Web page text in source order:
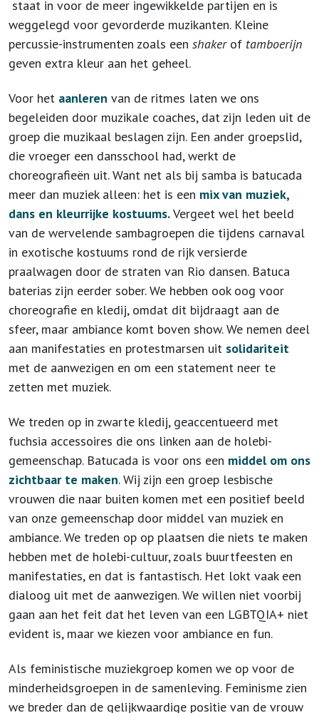
staat in voor de meer ingewikkelde partijen en is
weggelegd voor gevorderde muzikanten. Kleine
percussie-instrumenten zoals een shaker of tamboerijn
geven extra kleur aan het geheel.
Voor het aanleren van de ritmes laten we ons
begeleiden door muzikale coaches, dat zijn leden uit de
groep die muzikaal beslagen zijn. Een ander groepslid,
die vroeger een dansschool had, werkt de
choreografieën uit. Want net als bij samba is batucada
meer dan muziek alleen: het is een mix van muziek,
dans en kleurrijke kostuums.Vergeet wel het beeld
van de wervelende sambagroepen die tijdens carnaval
in exotische kostuums rond de rijk versierde
praalwagen door de straten van Rio dansen. Batuca
baterias zijn eerder sober. We hebben ook oog voor
choreografie en kledij, omdat dit bijdraagt aan de
sfeer, maar ambiance komt boven show. We nemen deel
aan manifestaties en protestmarsen uit solidariteit
met de aanwezigen en om een statement neer te
zetten met muziek.
We treden op in zwarte kledij, geaccentueerd met
fuchsia accessoires die ons linken aan de holebi-
gemeenschap. Batucada is voor ons een middel om ons
zichtbaar te maken. Wij zijn een groep lesbische
vrouwen die naar buiten komen met een positief beeld
van onze gemeenschap door middel van muziek en
ambiance. We treden op op plaatsen die niets te maken
hebben met de holebi-cultuur, zoals buurtfeesten en
manifestaties, en dat is fantastisch. Het lokt vaak een
dialoog uit met de aanwezigen. We willen niet voorbij
gaan aan het feit dat het leven van een LGBTQIA+ niet
evident is, maar we kiezen voor ambiance en fun.
Als feministische muziekgroep komen we op voor de
minderheidsgroepen in de samenleving. Feminisme zien
we breder dan de gelijkwaardige positie van de vrouw